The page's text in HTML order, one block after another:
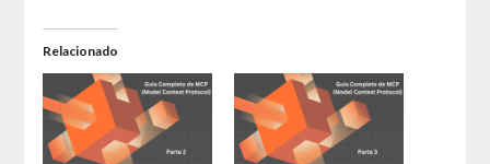
Relacionado